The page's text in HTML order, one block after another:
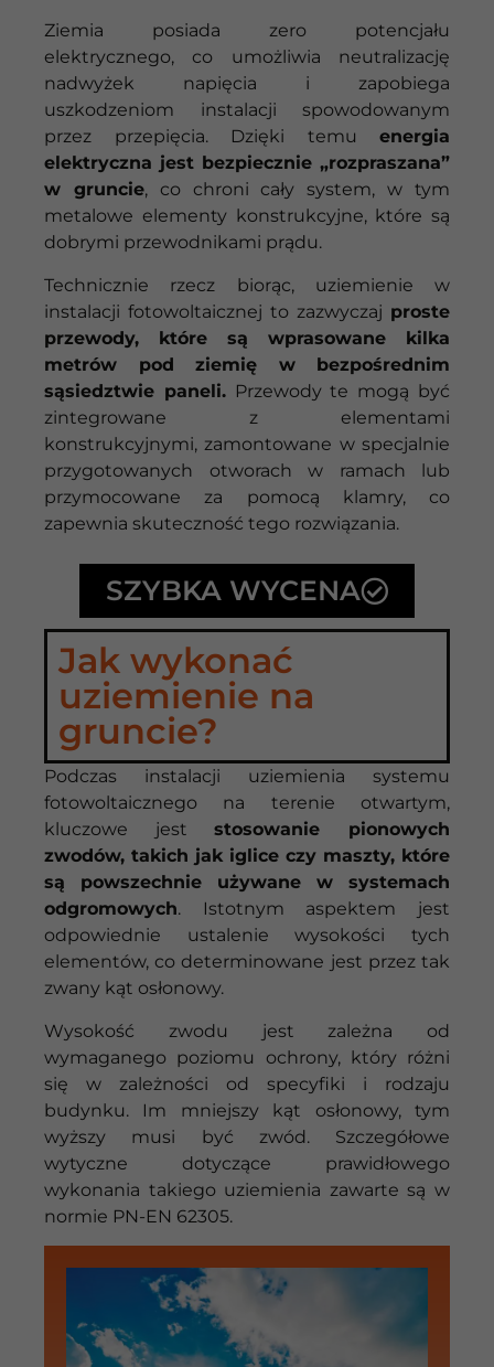
Ziemia posiada zero potencjału
elektrycznego, co umożliwia neutralizację
nadwyżek napięcia i zapobiega
uszkodzeniom instalacji spowodowanym
przez przepięcia. Dzięki temu energia
elektryczna jest bezpiecznie „rozpraszana”
w gruncie, co chroni cały system, w tym
metalowe elementy konstrukcyjne, które są
dobrymi przewodnikami prądu.
Technicznie rzecz biorąc, uziemienie w
instalacji fotowoltaicznej to zazwyczaj proste
przewody, które są wprasowane kilka
metrów pod ziemię w bezpośrednim
sąsiedztwie paneli.Przewody te mogą być
zintegrowane z elementami
konstrukcyjnymi, zamontowane w specjalnie
przygotowanych otworach w ramach lub
przymocowane za pomocą klamry, co
zapewnia skuteczność tego rozwiązania.
SZYBKA WYCENA
Jak wykonać
uziemienie na
gruncie?
Podczas instalacji uziemienia systemu
fotowoltaicznego na terenie otwartym,
kluczowe jeststosowanie pionowych
zwodów, takich jak iglice czy maszty, które
są powszechnie używane w systemach
odgromowych. Istotnym aspektem jest
odpowiednie ustalenie wysokości tych
elementów, co determinowane jest przez tak
zwany kąt osłonowy.
Wysokość zwodu jest zależna od
wymaganego poziomu ochrony, który różni
się w zależności od specyfiki i rodzaju
budynku. Im mniejszy kąt osłonowy, tym
wyższy musi być zwód. Szczegółowe
wytyczne dotyczące prawidłowego
wykonania takiego uziemienia zawarte są w
normie PN-EN 62305.